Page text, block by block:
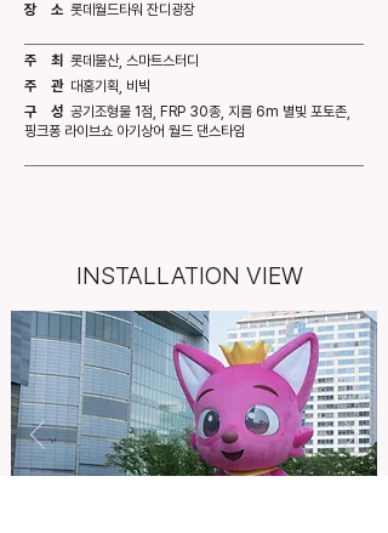
장 소 롯데월드타워 잔디광장
주 최 롯데물산, 스마트스터디
주 관 대홍기획, 비빅
구 성 공기조형물 1점, FRP 30종, 지름 6m 별빛 포토존,
핑크퐁 라이브쇼 아기상어 월드 댄스타임
INSTALLATION VIEW